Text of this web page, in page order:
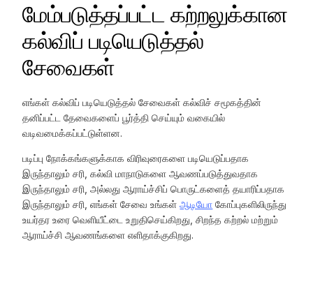
மேம்படுத்தப்பட்ட கற்றலுக்கான
கல்விப் படியெடுத்தல்
சேவைகள்
எங்கள் கல்விப் படியெடுத்தல் சேவைகள் கல்விச் சமூகத்தின்
தனிப்பட்ட தேவைகளைப் பூர்த்தி செய்யும் வகையில்
வடிவமைக்கப்பட்டுள்ளன.
படிப்பு நோக்கங்களுக்காக விரிவுரைகளை படியெடுப்பதாக
இருந்தாலும் சரி, கல்வி மாநாடுகளை ஆவணப்படுத்துவதாக
இருந்தாலும் சரி, அல்லது ஆராய்ச்சிப் பொருட்களைத் தயாரிப்பதாக
இருந்தாலும் சரி, எங்கள் சேவை உங்கள்ஆடியோ கோப்புகளிலிருந்து
உயர்தர உரை வெளியீட்டை உறுதிசெய்கிறது, சிறந்த கற்றல் மற்றும்
ஆராய்ச்சி ஆவணங்களை எளிதாக்குகிறது.